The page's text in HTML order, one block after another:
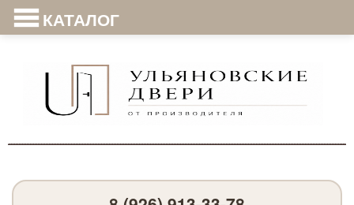
КАТАЛОГ